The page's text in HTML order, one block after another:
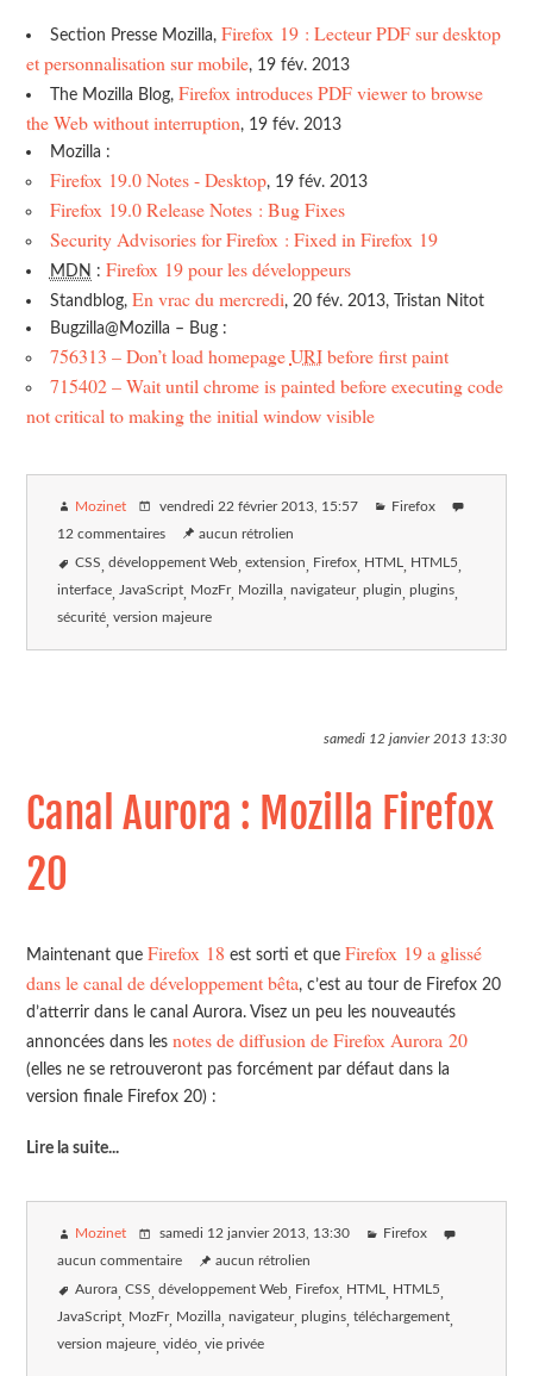
Section Presse Mozilla, Firefox 19 : Lecteur PDF sur desktop
et personnalisation sur mobile, 19 fév. 2013
The Mozilla Blog, Firefox introduces PDF viewer to browse
the Web without interruption, 19 fév. 2013
Mozilla :
Firefox 19.0 Notes - Desktop, 19 fév. 2013
Firefox 19.0 Release Notes : Bug Fixes
Security Advisories for Firefox : Fixed in Firefox 19
MDN : Firefox 19 pour les développeurs
Standblog, En vrac du mercredi, 20 fév. 2013, Tristan Nitot
Bugzilla@Mozilla – Bug :
756313 – Don’t load homepageURIbefore first paint
715402 – Wait until chrome is painted before executing code
not critical to making the initial window visible
Mozinet vendredi 22 février 2013 , 15:57 Firefox
12 commentaires aucun rétrolien
CSS développement Web extension Firefox HTML HTML5
interface JavaScript MozFr Mozilla navigateur plugin plugins
sécurité version majeure
samedi 12 janvier 201313:30
Canal Aurora : Mozilla Firefox
20
Maintenant queFirefox 18 est sorti et queFirefox 19 a glissé
dans le canal de développement bêta, c’est au tour de Firefox 20
d’atterrir dans le canal Aurora. Visez un peu les nouveautés
annoncées dans lesnotes de diffusion de Firefox Aurora 20
(elles ne se retrouveront pas forcément par défaut dans la
version finale Firefox 20) :
Lire la suite...
Mozinet samedi 12 janvier 2013, 13:30 Firefox
aucun commentaire aucun rétrolien
Aurora CSS développement Web Firefox HTML HTML5
JavaScript MozFr Mozilla navigateur plugins téléchargement
version majeure vidéo vie privée